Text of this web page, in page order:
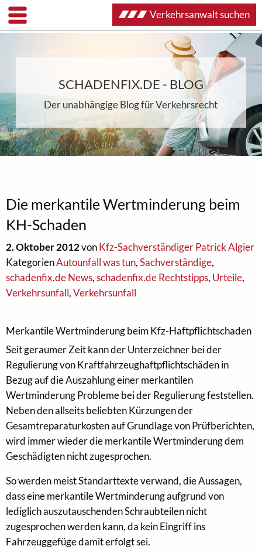
SCHADENFIX.DE - BLOG
Der unabhängige Blog für Verkehrsrecht
Die merkantile Wertminderung beim
KH-Schaden
2. Oktober 2012vonKfz-Sachverständiger Patrick Algier
KategorienAutounfall was tun,Sachverständige,
schadenfix.de News,schadenfix.de Rechtstipps, Urteile,
Verkehrsunfall,Verkehrsunfall
Merkantile Wertminderung beim Kfz-Haftpflichtschaden
Seit geraumer Zeit kann der Unterzeichner bei der
Regulierung von Kraftfahrzeughaftpflichtschäden in
Bezug auf die Auszahlung einer merkantilen
Wertminderung Probleme bei der Regulierung feststellen.
Neben den allseits beliebten Kürzungen der
Gesamtreparaturkosten auf Grundlage von Prüfberichten,
wird immer wieder die merkantile Wertminderung dem
Geschädigten nicht zugesprochen.
So werden meist Standarttexte verwand, die Aussagen,
dass eine merkantile Wertminderung aufgrund von
lediglich auszutauschenden Schraubteilen nicht
zugesprochen werden kann, da kein Eingriff ins
Fahrzeuggefüge damit erfolgt sei.
Verkehrsanwalt suchen